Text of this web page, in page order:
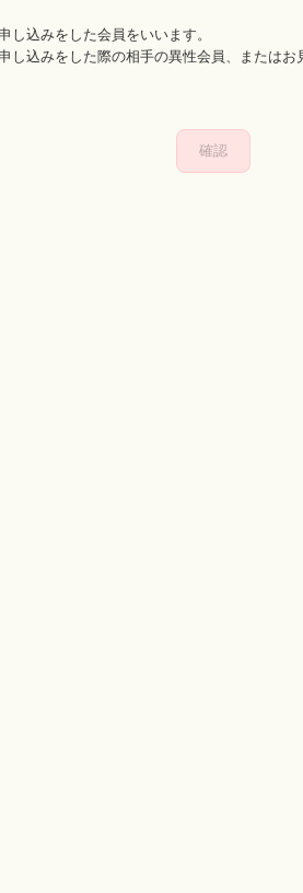
し込みをした会員をいいます。
し込みをした際の相手の異性会員、または
れた本サービスの利用者をいいます。
録抹消がされない限り、会員資格（第3条で
の利用資格）
ドは40歳以上）で身元が確かであること。
ス、電話番号などの申告事項に偽りのないこ
。
者
どの犯罪歴のある者
応しくないと弊社が判断した者
した上で、弊社が定める方法により会員登
があった場合、弊社が定める必要な審査・
ることなく、会員登録の申請を承認しないこ
た場合、弊社と会員との間で、本規約を契
し通知します。
報（氏名、生年月日、メールアドレス、電
おけるすべての連絡及び情報が、電子メー
以下の3種類となります。
」
セッティングするサービスです。
お相手とのお見合いをセッティングするサー
する合コン・パーティーなどの各種イベント